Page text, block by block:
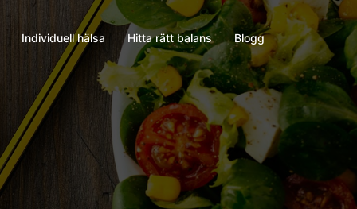
Individuell hälsa Hitta rätt balans Blogg